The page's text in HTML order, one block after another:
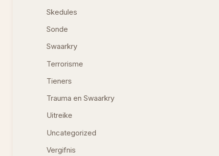
Skedules
Sonde
Swaarkry
Terrorisme
Tieners
Trauma en Swaarkry
Uitreike
Uncategorized
Vergifnis